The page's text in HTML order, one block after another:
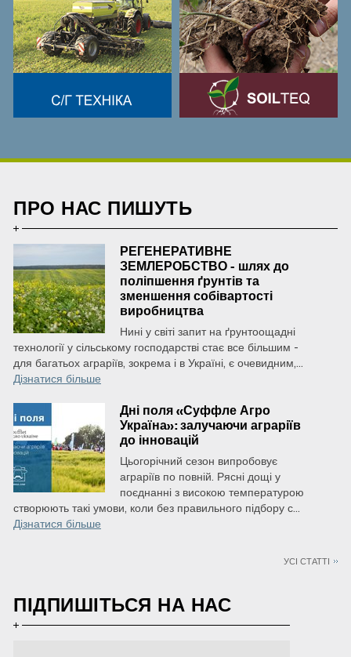
ПРО НАС ПИШУТЬ
РЕГЕНЕРАТИВНЕ
ЗЕМЛЕРОБСТВО - шлях до
поліпшення ґрунтів та
зменшення собівартості
виробництва
Нині у світі запит на ґрунтоощадні
технології у сільському господарстві стає все більшим -
для багатьох аграріїв, зокрема і в Україні, є очевидним,...
Дізнатися більше
Дні поля «Суффле Агро
Україна»: залучаючи аграріїв
до інновацій
Цьогорічний сезон випробовує
аграріїв по повній. Рясні дощі у
поєднанні з високою температурою
створюють такі умови, коли без правильного підбору с...
Дізнатися більше
УСІ СТАТТІ
ПІДПИШІТЬСЯ НА НАС